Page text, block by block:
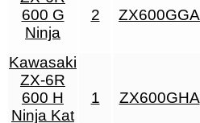
600 G
Ninja
2 ZX600GGA
Kawasaki
ZX-6R
600 H
Ninja Kat
1 ZX600GHA